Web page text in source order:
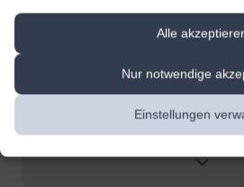
Alle
Nur notwendige
Einstellungen
Wechselwirkungen
Medikationsanalyse
Barrierefrei